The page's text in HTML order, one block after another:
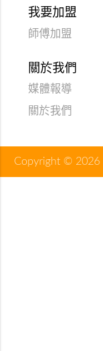
我要加盟
師傅加盟
關於我們
媒體報導
關於我們
Copyright © 2026